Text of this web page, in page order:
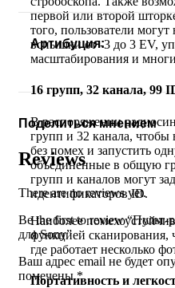
первой или второй
того, пользователи
вспышки от -3 до 3 EV,
масштабирования и
16 групп, 32 канала, 99
В распоряжении
групп и 32 канала, чтобы
без помех и запустить
объединенные в общую
групп и каналов могут
идентификаторов ID.
Наиболее
функцией сканирования,
где работает несколько
Портативность и
Артибуция:
Поделиться мнением
Reviews
There are no reviews yet.
Be the first to review
для Sony”
Ваш адрес email не будет
помечены*